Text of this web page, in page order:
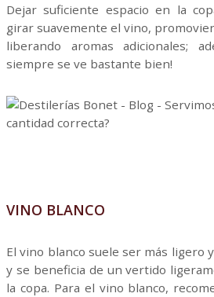
Dejar suficiente espacio en la
girar suavemente el vino,
liberando aromas adicionales;
siempre se ve bastante bien!
VINO BLANCO
El vino blanco suele ser más ligero
y se beneficia de un vertido
la copa. Para el vino blanco,